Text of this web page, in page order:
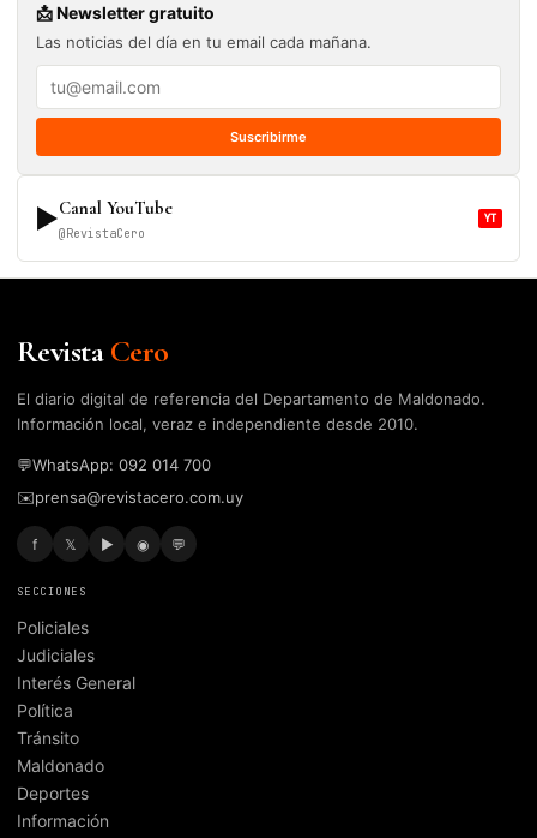
📩 Newsletter gratuito
Las noticias del día en tu email cada mañana.
Suscribirme
▶Canal YouTube
@RevistaCero
YT
RevistaCero
El diario digital de referencia del Departamento de Maldonado.
Información local, veraz e independiente desde 2010.
💬WhatsApp: 092 014 700
✉️prensa@revistacero.com.uy
f 𝕏 ▶ ◉ 💬
SECCIONES
Policiales
Judiciales
Interés General
Política
Tránsito
Maldonado
Deportes
Información